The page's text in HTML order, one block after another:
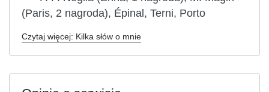
(Paris, 2 nagroda), Épinal, Terni, Porto
Czytaj więcej: Kilka słów o mnie